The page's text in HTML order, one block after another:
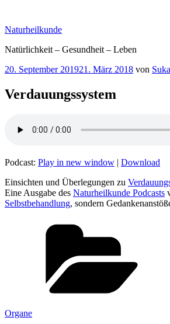
springen
Naturheilkunde
Natürlichkeit – Gesundheit – Leben
Veröffentlicht
20. September 201921. März 2018 von
Verdauungssystem
Podcast: Play in new window | Download
Einsichten und Überlegungen zu
Eine Ausgabe des Naturheilkunde Podcasts
Selbstbehandlung, sondern
Organe